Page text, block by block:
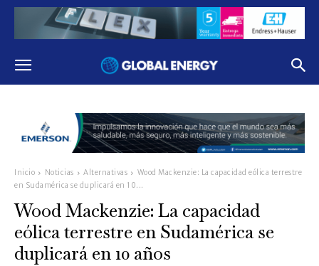
Inicio Noticias Alternativas
Wood Mackenzie: La capacidad eólica terrestre
en Sudamérica se duplicará en 10...
Wood Mackenzie: La capacidad
eólica terrestre en Sudamérica se
duplicará en 10 años